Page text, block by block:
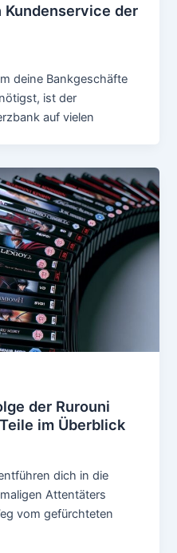
Kundenservice der
deine Bankgeschäfte
ist der
auf vielen
der Rurouni
im Überblick
dich in die
Attentäters
vom gefürchteten